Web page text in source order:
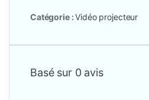
Catégorie :Vidéo projecteur
Basé sur 0 avis